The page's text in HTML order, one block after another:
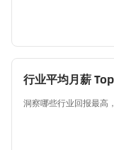
行业平均月薪
洞察哪些行业回报最高